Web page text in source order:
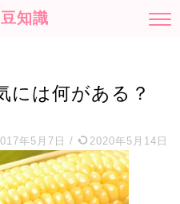
知識
には何がある？
年5月7日 / 2020年5月14日